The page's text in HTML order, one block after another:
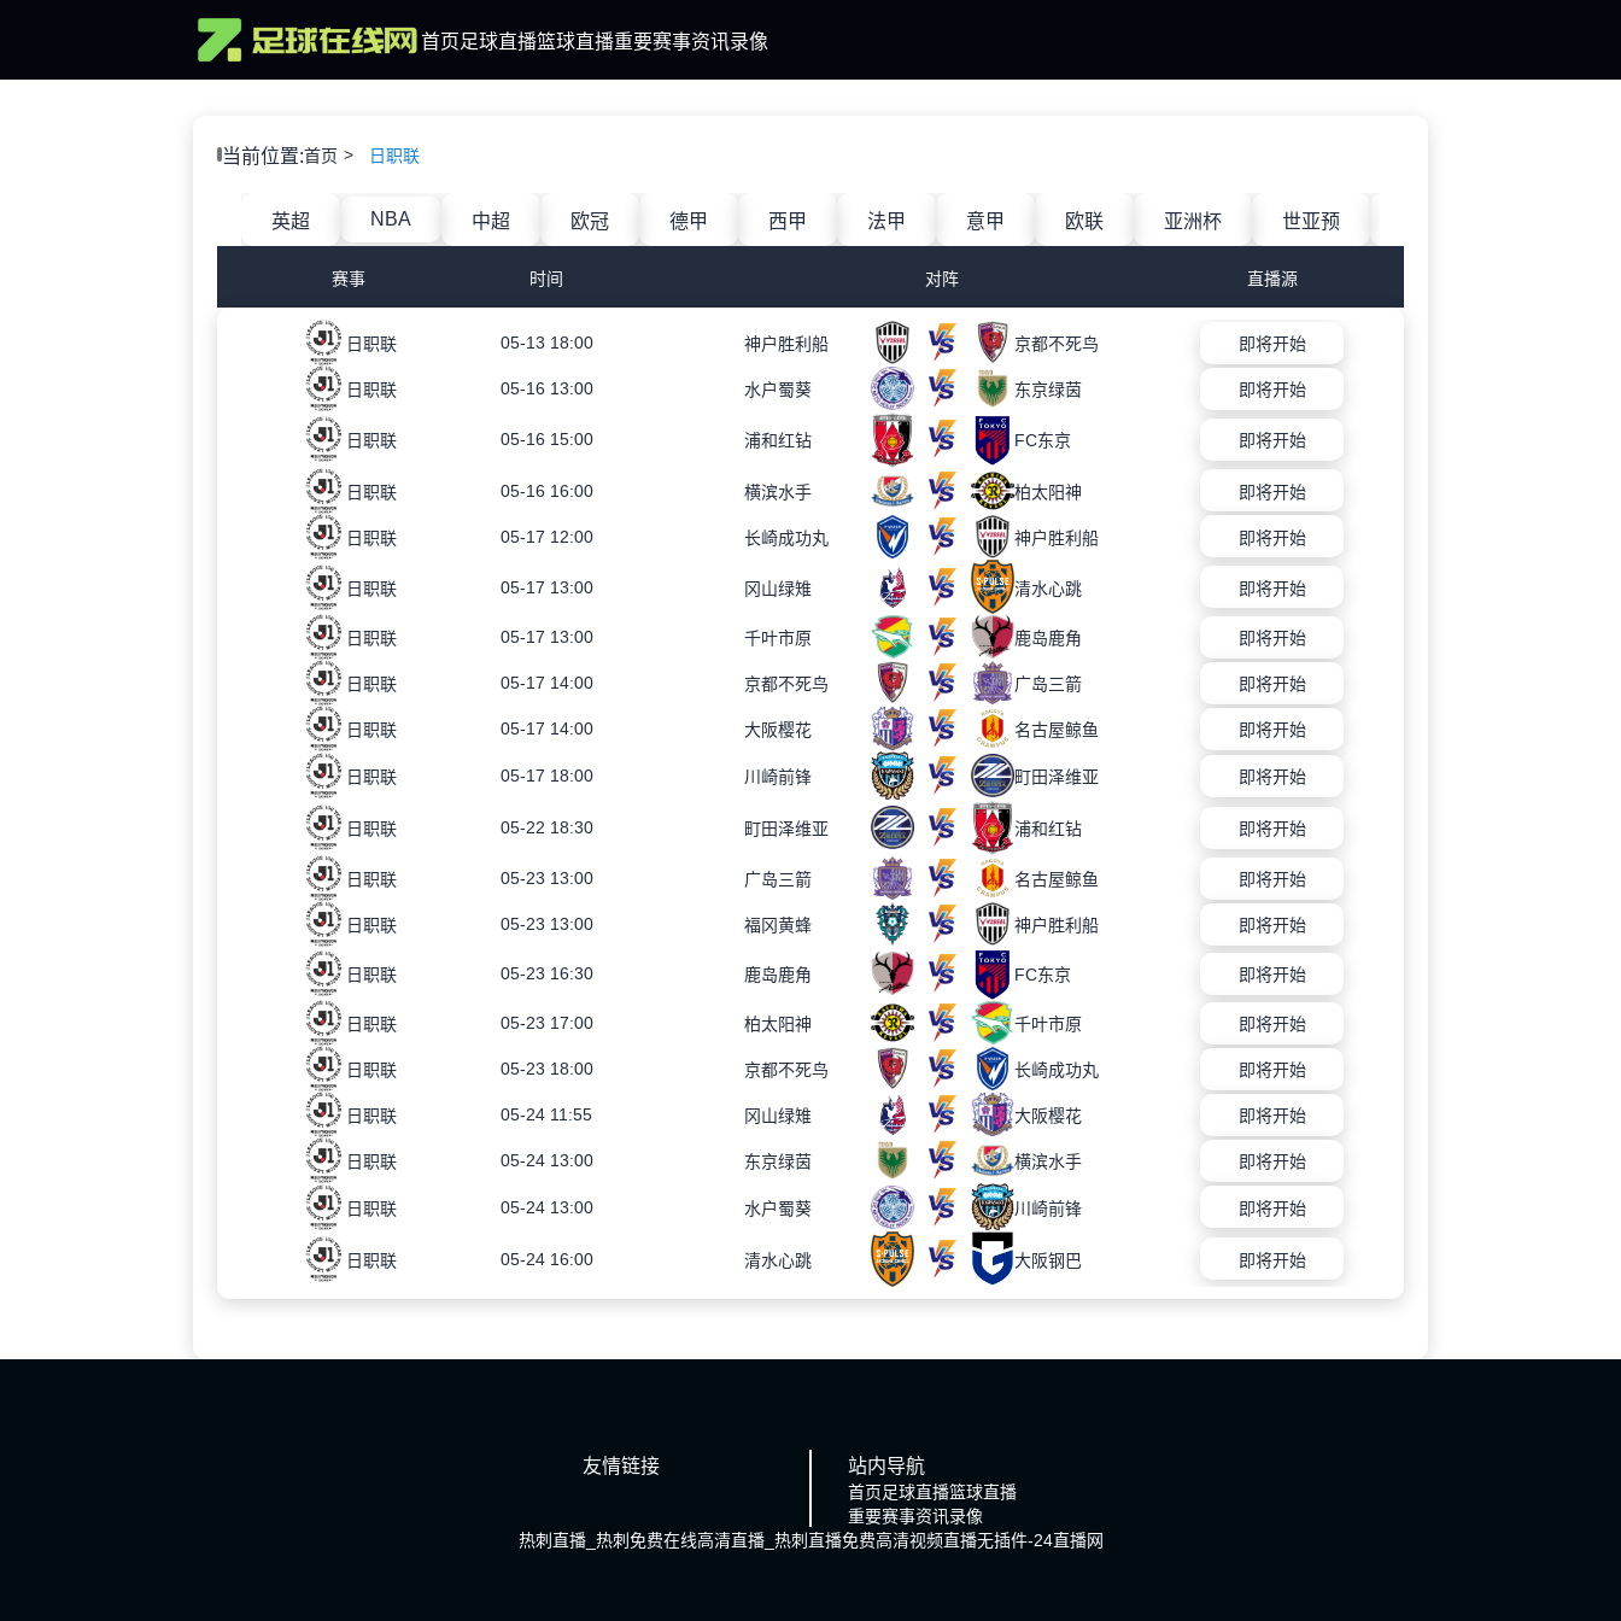
首页足球直播篮球直播重要赛事资讯录像
当前位置:首页 日职联
英超 NBA 中超 欧冠 德甲 西甲 法甲 意甲 欧联 亚洲杯 世亚预
赛事 时间 对阵 直播源
日职联 05-13 18:00 神户胜利船 京都不死鸟 即将开始
日职联 05-16 13:00 水户蜀葵 东京绿茵 即将开始
日职联 05-16 15:00 浦和红钻 FC东京 即将开始
日职联 05-16 16:00 横滨水手 柏太阳神 即将开始
日职联 05-17 12:00 长崎成功丸 神户胜利船 即将开始
日职联 05-17 13:00 冈山绿雉 清水心跳 即将开始
日职联 05-17 13:00 千叶市原 鹿岛鹿角 即将开始
日职联 05-17 14:00 京都不死鸟 广岛三箭 即将开始
日职联 05-17 14:00 大阪樱花 名古屋鲸鱼 即将开始
日职联 05-17 18:00 川崎前锋 町田泽维亚 即将开始
日职联 05-22 18:30 町田泽维亚 浦和红钻 即将开始
日职联 05-23 13:00 广岛三箭 名古屋鲸鱼 即将开始
日职联 05-23 13:00 福冈黄蜂 神户胜利船 即将开始
日职联 05-23 16:30 鹿岛鹿角 FC东京 即将开始
日职联 05-23 17:00 柏太阳神 千叶市原 即将开始
日职联 05-23 18:00 京都不死鸟 长崎成功丸 即将开始
日职联 05-24 11:55 冈山绿雉 大阪樱花 即将开始
日职联 05-24 13:00 东京绿茵 横滨水手 即将开始
日职联 05-24 13:00 水户蜀葵 川崎前锋 即将开始
日职联 05-24 16:00 清水心跳 大阪钢巴 即将开始
友情链接 站内导航
首页足球直播篮球直播
重要赛事资讯录像
热刺直播_热刺免费在线高清直播_热刺直播免费高清视频直播无插件-24直播网